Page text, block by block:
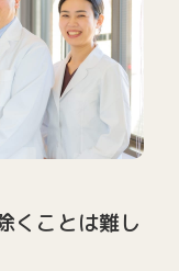
くことは難し